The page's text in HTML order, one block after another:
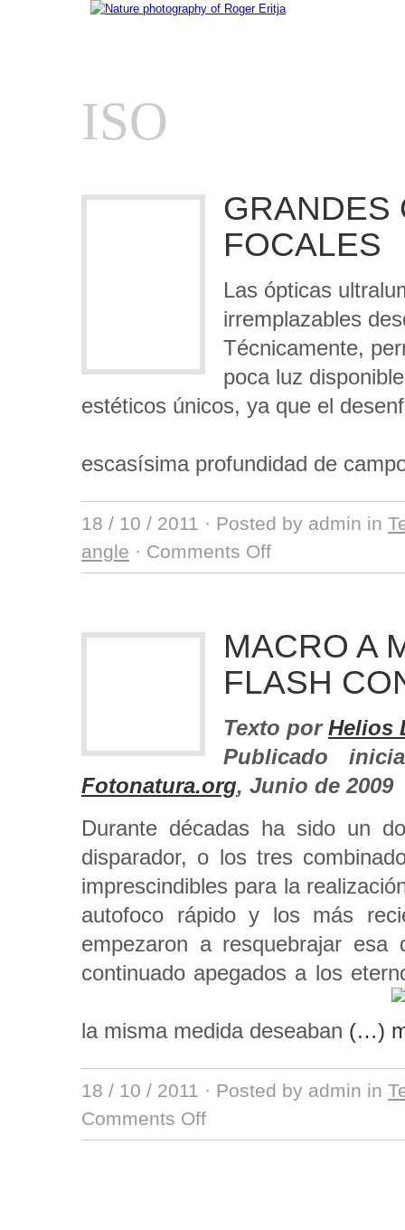
ISO
GRANDES
FOCALES
Las ópticas
irremplazables
Técnicamente,
poca luz
estéticos únicos, ya que el
escasísima profundidad de
18 / 10 / 2011 · Posted by admin in
angle · Comments Off
MACRO A
FLASH
Texto porHelios
Publicado
Fotonatura.org, Junio de 2009
Durante décadas ha sido un
disparador, o los tres
imprescindibles para la
autofoco rápido y los más
empezaron a resquebrajar esa
continuado apegados a los
la misma medida deseaban (…)
18 / 10 / 2011 · Posted by admin in
Comments Off